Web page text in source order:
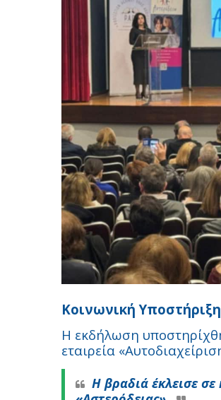
Κοινωνική Υποστήριξη
Η εκδήλωση
εταιρεία
Η βραδιά έκλεισε σε